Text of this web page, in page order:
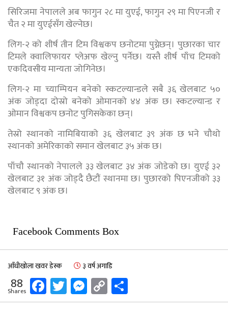
सिरिजमा नेपालले अब फागुन २८ मा युएई, फागुन २९ मा पिएनजी र
चैत २ मा युएईसँग खेल्नेछ।
लिग-२ को शीर्ष तीन टिम विश्वकप छनोटमा पुग्नेछन्। पुछारका चार
टिमले क्वालिफायर प्लेअफ खेल्नु पर्नेछ। यस्तै शीर्ष पाँच टिमको
एकदिवसीय मान्यता जोगिनेछ।
लिग-२ मा च्याम्पियन बनेको स्कटल्यान्डले सबै ३६ खेलबाट ५०
अंक जोड्दा दोस्रो बनेको ओमानको ४४ अंक छ। स्कटल्यान्ड र
ओमान विश्वकप छनोट पुगिसकेका छन्।
तेस्रो स्थानको नामिबियाको ३६ खेलबाट ३९ अंक छ भने चौथो
स्थानको अमेरिकाको समान खेलबाट ३५ अंक छ।
पाँचौ स्थानको नेपालले ३३ खेलबाट ३४ अंक जोडेको छ। युएई ३२
खेलबाट ३१ अंक जोड्दै छैटौं स्थानमा छ। पुछारको ‍पिएनजीको ३३
खेलबाट ९ अंक छ।
Facebook Comments Box
आँधीखोला खवर डेस्क ३ वर्ष अगाडि
88
Shares Facebook
Twitter
Messenger
Copy
Link